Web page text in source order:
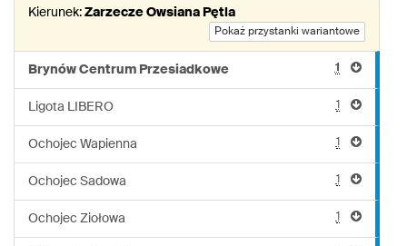
937
Kierunek: Zarzecze Owsiana Pętla
Pokaż przystanki wariantowe
Brynów Centrum Przesiadkowe 1
Ligota LIBERO 1
Ochojec Wapienna 1
Ochojec Sadowa 1
Ochojec Ziołowa 1